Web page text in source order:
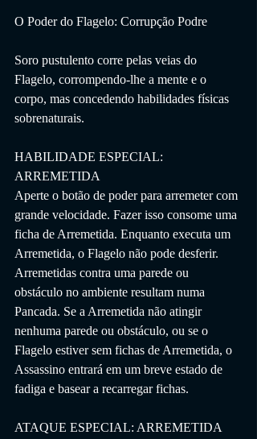
O Poder do Flagelo: Corrupção Podre
Soro pustulento corre pelas veias do
Flagelo, corrompendo-lhe a mente e o
corpo, mas concedendo habilidades físicas
sobrenaturais.
HABILIDADE ESPECIAL:
ARREMETIDA
Aperte o botão de poder para arremeter com
grande velocidade. Fazer isso consome uma
ficha de Arremetida. Enquanto executa um
Arremetida, o Flagelo não pode desferir.
Arremetidas contra uma parede ou
obstáculo no ambiente resultam numa
Pancada. Se a Arremetida não atingir
nenhuma parede ou obstáculo, ou se o
Flagelo estiver sem fichas de Arremetida, o
Assassino entrará em um breve estado de
fadiga e basear a recarregar fichas.
ATAQUE ESPECIAL: ARREMETIDA